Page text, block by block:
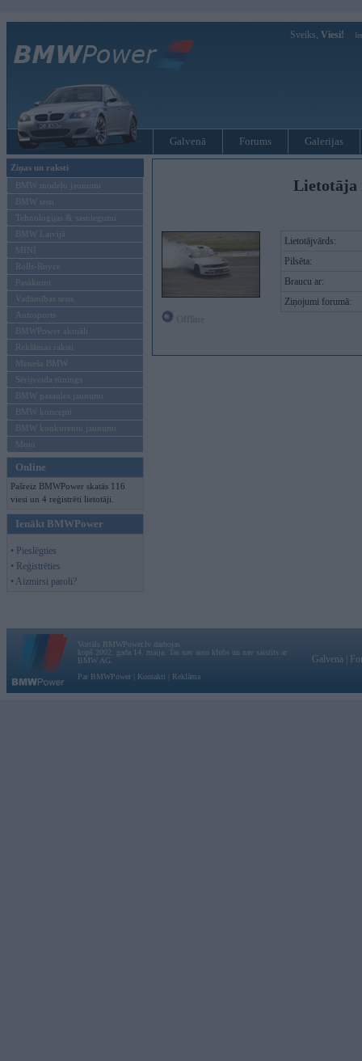
Sveiks, Viesi!
Galvenā Forums Galerijas
Ziņas un raksti
BMW modeļu jaunumi
BMW testi
Tehnoloģijas & sasniegumi
BMW Latvijā
MINI
Rolls-Royce
Pasākumi
Vadāmības tests
Autosports
BMWPower aktuāli
Reklāmas raksti
Mēneša BMW
Sērijveida tūnings
BMW pasaules jaunumi
BMW koncepti
BMW konkurentu jaunumi
Moto
Online
Pašreiz BMWPower skatās 116
viesi un 4 reģistrēti lietotāji.
Ienākt BMWPower
• Pieslēgties
• Reģistrēties
• Aizmirsi paroli?
Lietotāja
Lietotājvārds:
Pilsēta:
Braucu ar:
Ziņojumi forumā:
Vortāls BMWPower.lv darbojas
kopš 2002. gada 14. maija. Tas nav auto klubs un nav saistīts ar
BMW AG.
Par BMWPower
Kontakti Reklāma
Galvena